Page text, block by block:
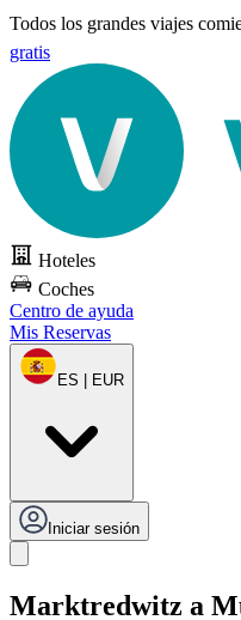
Todos los grandes viajes
gratis
Hoteles
Coches
Centro de ayuda
Mis Reservas
ES | EUR
Iniciar sesión
Marktredwitz a